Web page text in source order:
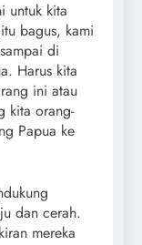
untuk kita
bagus, kami
di
Harus kita
ini atau
kita orang-
Papua ke
dan cerah.
mereka